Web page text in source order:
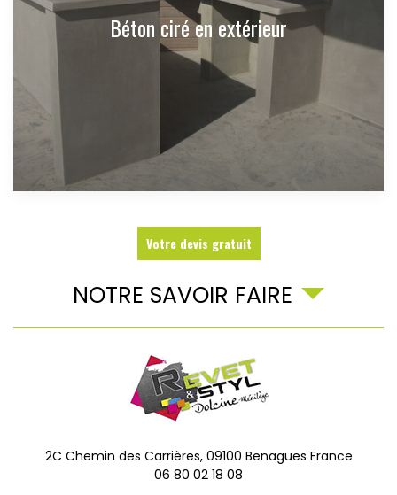
Béton ciré en extérieur
Votre devis gratuit
NOTRE SAVOIR FAIRE
2C Chemin des Carrières, 09100 Benagues France
06 80 02 18 08